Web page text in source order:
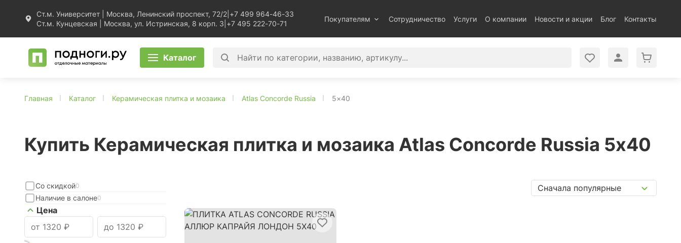
Ст.м. Университет | Москва, Ленинский проспект, 72/2 +7 499 964-46-33
Ст.м. Кунцевская | Москва, ул. Истринская, 8 корп. 3 +7 495 222-70-71
Покупателям Сотрудничество Услуги О компании Новости и акции Блог Контакты
Каталог
Главная Каталог Керамическая плитка и мозаика Atlas Concorde Russia 5×40
Купить Керамическая плитка и мозаика Atlas Concorde Russia 5x40
Со скидкой0
Наличие в салоне0
Цена
Сначала популярные